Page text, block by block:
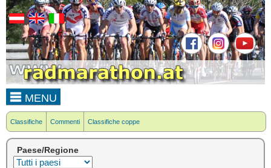
MENU
Classifiche Commenti Classifiche coppe
Paese/Regione